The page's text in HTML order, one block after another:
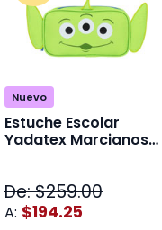
Nuevo
Estuche Escolar
Yadatex Marcianos
De: $259.00
A: $194.25